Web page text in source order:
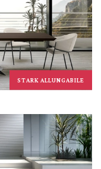
STARK ALLUNGABILE